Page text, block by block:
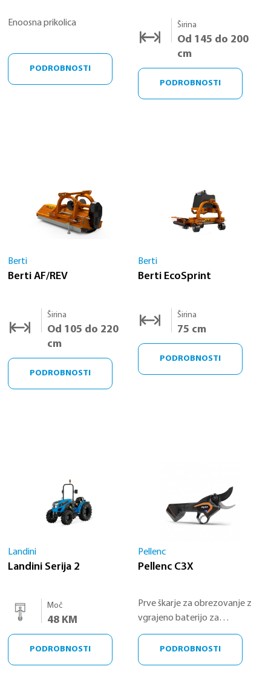
Enoosna prikolica
PODROBNOSTI
Širina
Od 145 do 200
cm
PODROBNOSTI
Berti
Berti AF/REV
Širina
Od 105 do 220
cm
PODROBNOSTI
Berti
Berti EcoSprint
Širina
75 cm
PODROBNOSTI
Landini
Landini Serija 2
Moč
48 KM
PODROBNOSTI
Pellenc
Pellenc C3X
Prve škarje za obrezovanje z
vgrajeno baterijo za
profesionalne uporabnike,
izdelane v Franciji.
PODROBNOSTI